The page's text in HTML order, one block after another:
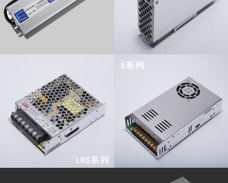
查看更多
查看更多 查看更多